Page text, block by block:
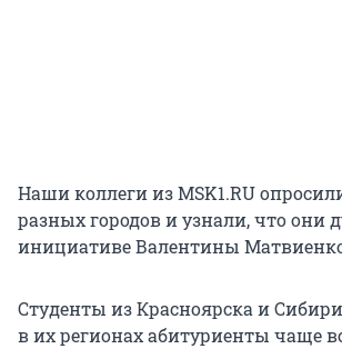
Наши коллеги из MSK1.RU
разных городов и узнали, что они
инициативе Валентины
Студенты из Красноярска и
в их регионах абитуриенты чаще